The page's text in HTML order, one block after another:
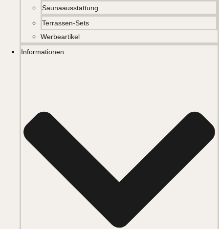
Saunaausstattung
Terrassen-Sets
Werbeartikel
Informationen